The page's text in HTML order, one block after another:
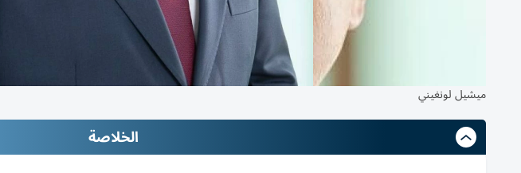
ميشيل لونغيني
الخلاصة